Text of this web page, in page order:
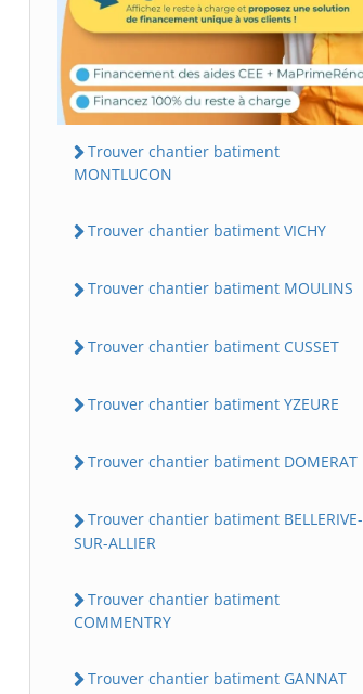
Trouver chantier batiment
MONTLUCON
Trouver chantier batiment VICHY
Trouver chantier batiment MOULINS
Trouver chantier batiment CUSSET
Trouver chantier batiment YZEURE
Trouver chantier batiment DOMERAT
Trouver chantier batiment BELLERIVE-
SUR-ALLIER
Trouver chantier batiment
COMMENTRY
Trouver chantier batiment GANNAT